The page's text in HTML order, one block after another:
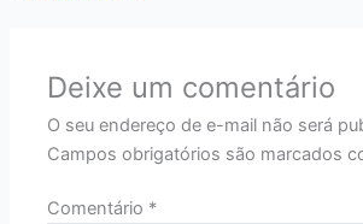
Deixe um comentário
O seu endereço de e-mail não será
Campos obrigatórios são marcados
Comentário *